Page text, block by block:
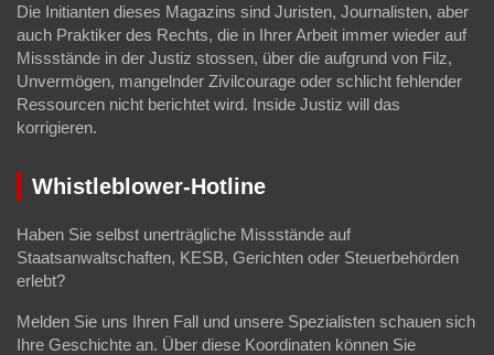
Die Initianten dieses Magazins sind Juristen, Journalisten, aber
auch Praktiker des Rechts, die in Ihrer Arbeit immer wieder auf
Missstände in der Justiz stossen, über die aufgrund von Filz,
Unvermögen, mangelnder Zivilcourage oder schlicht fehlender
Ressourcen nicht berichtet wird. Inside Justiz will das
korrigieren.
Whistleblower-Hotline
Haben Sie selbst unerträgliche Missstände auf
Staatsanwaltschaften, KESB, Gerichten oder Steuerbehörden
erlebt?
Melden Sie uns Ihren Fall und unsere Spezialisten schauen sich
Ihre Geschichte an. Über diese Koordinaten können Sie